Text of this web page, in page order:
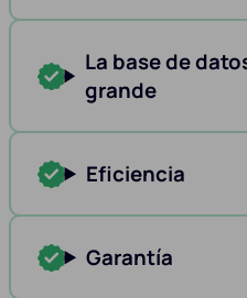
La base de
grande
Eficiencia
Garantía